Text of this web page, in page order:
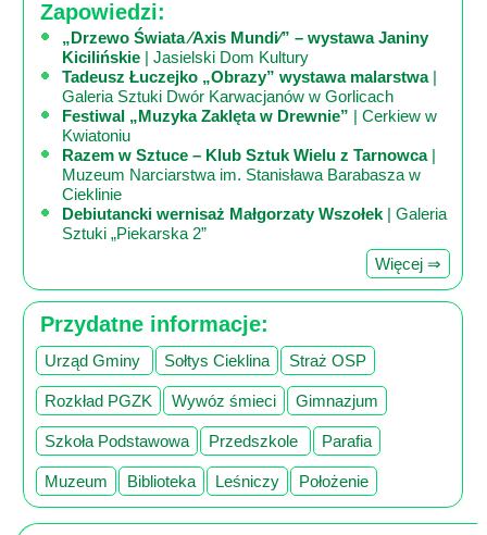
Zapowiedzi:
„Drzewo Świata ⁄Axis Mundi⁄” – wystawa Janiny
Kicilińskie | Jasielski Dom Kultury
Tadeusz Łuczejko „Obrazy” wystawa malarstwa|
Galeria Sztuki Dwór Karwacjanów w Gorlicach
Festiwal „Muzyka Zaklęta w Drewnie” | Cerkiew w
Kwiatoniu
Razem w Sztuce – Klub Sztuk Wielu z Tarnowca|
Muzeum Narciarstwa im. Stanisława Barabasza w
Cieklinie
Debiutancki wernisaż Małgorzaty Wszołek | Galeria
Sztuki „Piekarska 2”
Więcej ⇒
Przydatne informacje:
Urząd Gminy Sołtys Cieklina Straż OSP
Rozkład PGZK Wywóz śmieci Gimnazjum
Szkoła Podstawowa Przedszkole Parafia
Muzeum Biblioteka Leśniczy Położenie